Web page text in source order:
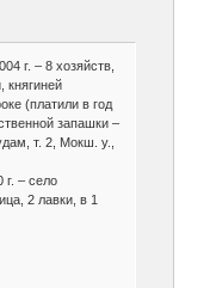
г. – 8 хозяйств,
княгиней
(платили в год
запашки –
т. 2, Мокш. у.,
г. – село
2 лавки, в 1